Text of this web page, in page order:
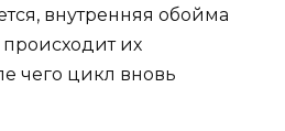
внутренняя обойма
их
чего цикл вновь